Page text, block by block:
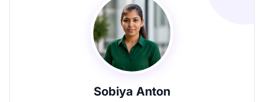
Sobiya Anton